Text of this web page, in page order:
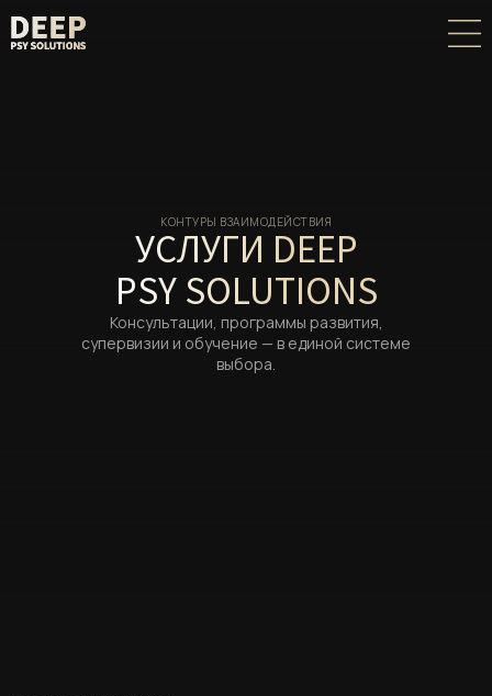
КОНТУРЫ ВЗАИМОДЕЙСТВИЯ
УСЛУГИ DEEP
PSY SOLUTIONS
Консультации, программы развития,
супервизии и обучение — в единой системе
выбора.